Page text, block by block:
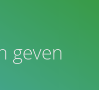
geven